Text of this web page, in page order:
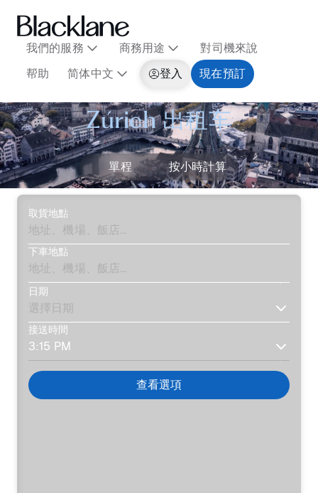
我們的服務 商務用途
對司機來說
帮助
简体中文 登入 現在預訂
Zúrich 出租车
單程 按小時計算
取貨地點
下車地點
日期
接送時間
查看選項